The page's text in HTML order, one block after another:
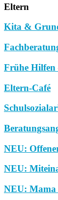
Eltern
Kita &
Frühe Hilfen
Eltern-Café
NEU:
NEU:
NEU: